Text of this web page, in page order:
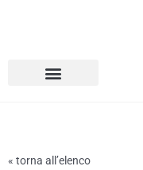
« torna all’elenco